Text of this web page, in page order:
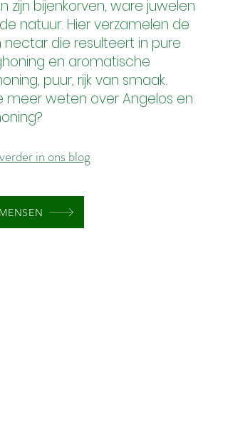
zijn bijenkorven, ware juwelen
natuur. Hier verzamelen de
nectar die resulteert in pure
en aromatische
puur, rijk van smaak.
meer weten over Angelos en
in ons blog